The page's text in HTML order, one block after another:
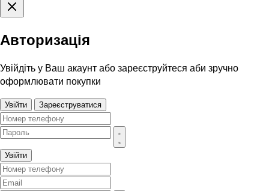
Авторизація
Увійдіть у Ваш акаунт або зареєструйтеся аби зручно
оформлювати покупки
Увійти Зареєструватися
Увійти